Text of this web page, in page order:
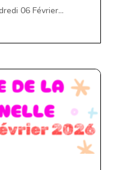
06 Février...